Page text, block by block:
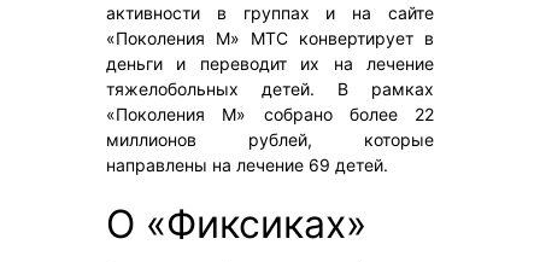
активности в группах и на сайте
«Поколения М» МТС конвертирует в
деньги и переводит их на лечение
тяжелобольных детей. В рамках
«Поколения М» собрано более 22
миллионов рублей, которые
направлены на лечение 69 детей.
О «Фиксиках»